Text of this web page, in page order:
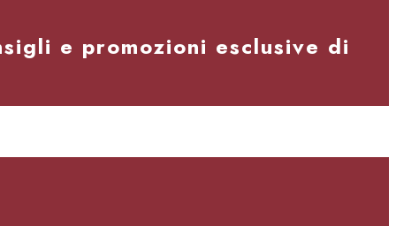
e promozioni esclusive di